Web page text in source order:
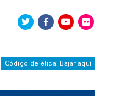
Código de ética: Bajar aquí